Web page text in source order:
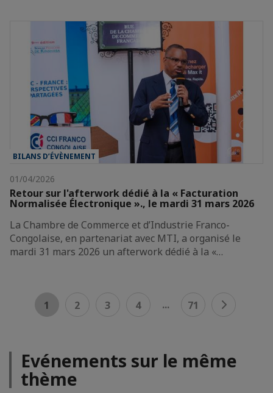
BILANS D’ÉVÈNEMENT
01/04/2026
Retour sur l'afterwork dédié à la « Facturation
Normalisée Électronique »., le mardi 31 mars 2026
La Chambre de Commerce et d’Industrie Franco-
Congolaise, en partenariat avec MTI, a organisé le
mardi 31 mars 2026 un afterwork dédié à la «…
1 2 3 4 ... 71
Evénements sur le même
thème